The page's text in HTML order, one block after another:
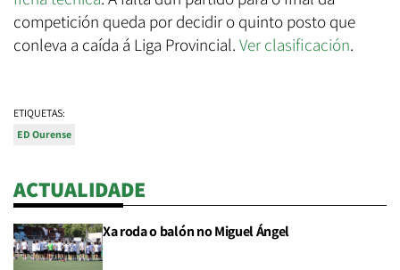
competición queda por decidir o quinto posto que
conleva a caída á Liga Provincial. Ver clasificación.
ETIQUETAS:
ED Ourense
ACTUALIDADE
Xa roda o balón no Miguel Ángel